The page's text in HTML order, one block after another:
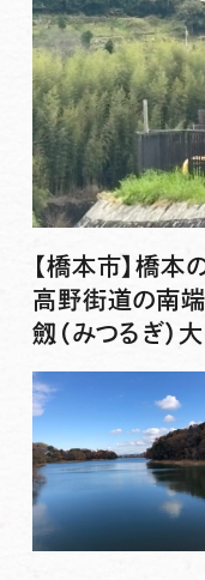
【橋本市】橋本
高野街道の南
劔（みつるぎ）